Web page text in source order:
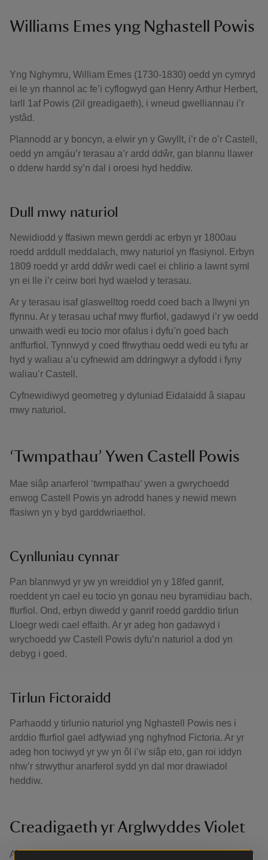
Williams Emes yng Nghastell Powis
Yng Nghymru, William Emes (1730-1830) oedd yn cymryd
ei le yn rhannol ac fe’i cyflogwyd gan Henry Arthur Herbert,
Iarll 1af Powis (2il greadigaeth), i wneud gwelliannau i’r
ystâd.
Plannodd ar y boncyn, a elwir yn y Gwyllt, i’r de o’r Castell,
oedd yn amgáu’r terasau a’r ardd ddŵr, gan blannu llawer
o dderw hardd sy’n dal i oroesi hyd heddiw.
Dull mwy naturiol
Newidiodd y ffasiwn mewn gerddi ac erbyn yr 1800au
roedd arddull meddalach, mwy naturiol yn ffasiynol. Erbyn
1809 roedd yr ardd ddŵr wedi cael ei chlirio a lawnt syml
yn ei lle i’r ceirw bori hyd waelod y terasau.
Ar y terasau isaf glaswelltog roedd coed bach a llwyni yn
ffynnu. Ar y terasau uchaf mwy ffurfiol, gadawyd i’r yw oedd
unwaith wedi eu tocio mor ofalus i dyfu’n goed bach
anffurfiol. Tynnwyd y coed ffrwythau oedd wedi eu tyfu ar
hyd y waliau a’u cyfnewid am ddringwyr a dyfodd i fyny
waliau’r Castell.
Cyfnewidiwyd geometreg y dyluniad Eidalaidd â siapau
mwy naturiol.
‘Twmpathau’ Ywen Castell Powis
Mae siâp anarferol ‘twmpathau’ ywen a gwrychoedd
enwog Castell Powis yn adrodd hanes y newid mewn
ffasiwn yn y byd garddwriaethol.
Cynlluniau cynnar
Pan blannwyd yr yw yn wreiddiol yn y 18fed ganrif,
roeddent yn cael eu tocio yn gonau neu byramidiau bach,
ffurfiol. Ond, erbyn diwedd y ganrif roedd garddio tirlun
Lloegr wedi cael effaith. Ar yr adeg hon gadawyd i
wrychoedd yw Castell Powis dyfu’n naturiol a dod yn
debyg i goed.
Tirlun Fictoraidd
Parhaodd y tirlunio naturiol yng Nghastell Powis nes i
arddio ffurfiol gael adfywiad yng nghyfnod Fictoria. Ar yr
adeg hon tociwyd yr yw yn ôl i’w siâp eto, gan roi iddyn
nhw’r strwythur anarferol sydd yn dal mor drawiadol
heddiw.
Creadigaeth yr Arglwyddes Violet
Aeth yr ardd trwy weddill y 19eg ganrif heb unrhyw